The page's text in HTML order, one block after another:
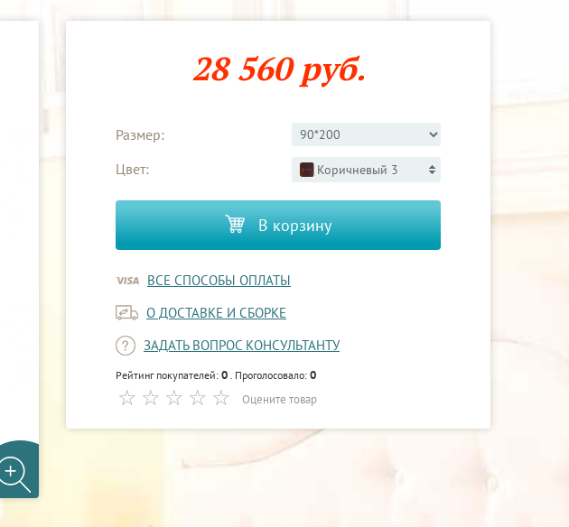
28 560 руб.
Размер:
Цвет:
Коричневый 3
В корзину
ВСЕ СПОСОБЫ ОПЛАТЫ
О ДОСТАВКЕ И СБОРКЕ
ЗАДАТЬ ВОПРОС КОНСУЛЬТАНТУ
Рейтинг покупателей: 0 . Проголосовало: 0
Оцените товар